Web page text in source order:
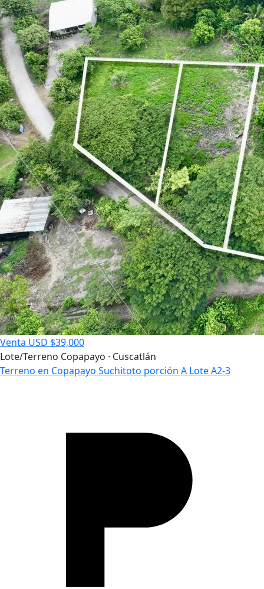
Venta USD $39,000
Lote/Terreno Copapayo · Cuscatlán
Terreno en Copapayo Suchitoto porción A Lote A2-3